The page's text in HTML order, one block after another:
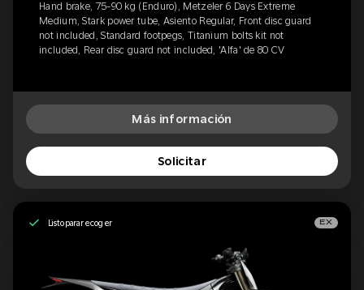
Hand brake, 75-90 kg (Enduro), Metzeler 6 Days Extreme
Medium, Stark power tube, Asiento Regular, Front disc guard
not included, Standard footpegs, Titanium bolts kit not
included, Rear disc guard not included, 'Alfa' de 80 CV
Más información
Solicitar
Listo para recoger EX